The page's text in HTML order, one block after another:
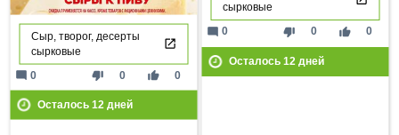
сырковые
thumb_down 0 thumb_up 0
mode_comment 0
Осталось 12дней
Сыр, творог, десерты
сырковые
thumb_down 0 thumb_up 0
mode_comment 0
Осталось 12дней